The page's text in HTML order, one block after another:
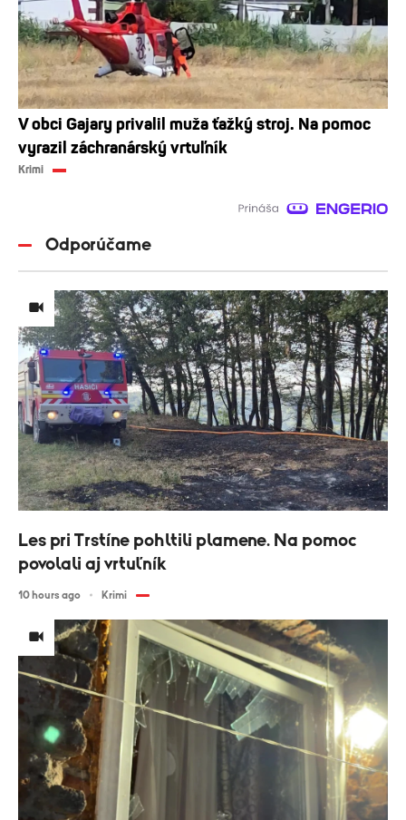
V obci Gajary privalil muža ťažký stroj. Na pomoc
vyrazil záchranárský vrtuľník
Krimi
Odporúčame
Les pri Trstíne pohltili plamene. Na pomoc
povolali aj vrtuľník
10 hours ago Krimi